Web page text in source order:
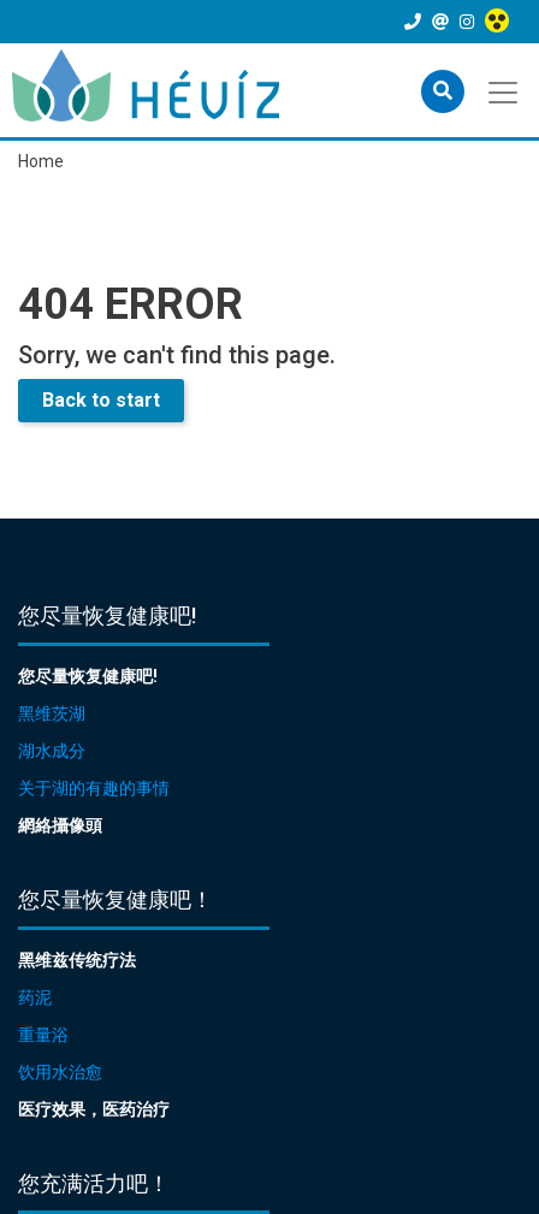
Home
404 ERROR
Sorry, we can't find this page.
Back to start
您尽量恢复健康吧!
您尽量恢复健康吧!
黑维茨湖
湖水成分
关于湖的有趣的事情
網絡攝像頭
您尽量恢复健康吧！
黑维兹传统疗法
药泥
重量浴
饮用水治愈
医疗效果，医药治疗
您充满活力吧！